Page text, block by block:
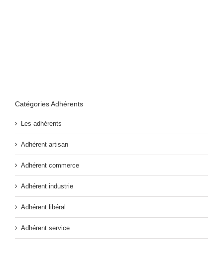
Catégories Adhérents
Les adhérents
Adhérent artisan
Adhérent commerce
Adhérent industrie
Adhérent libéral
Adhérent service